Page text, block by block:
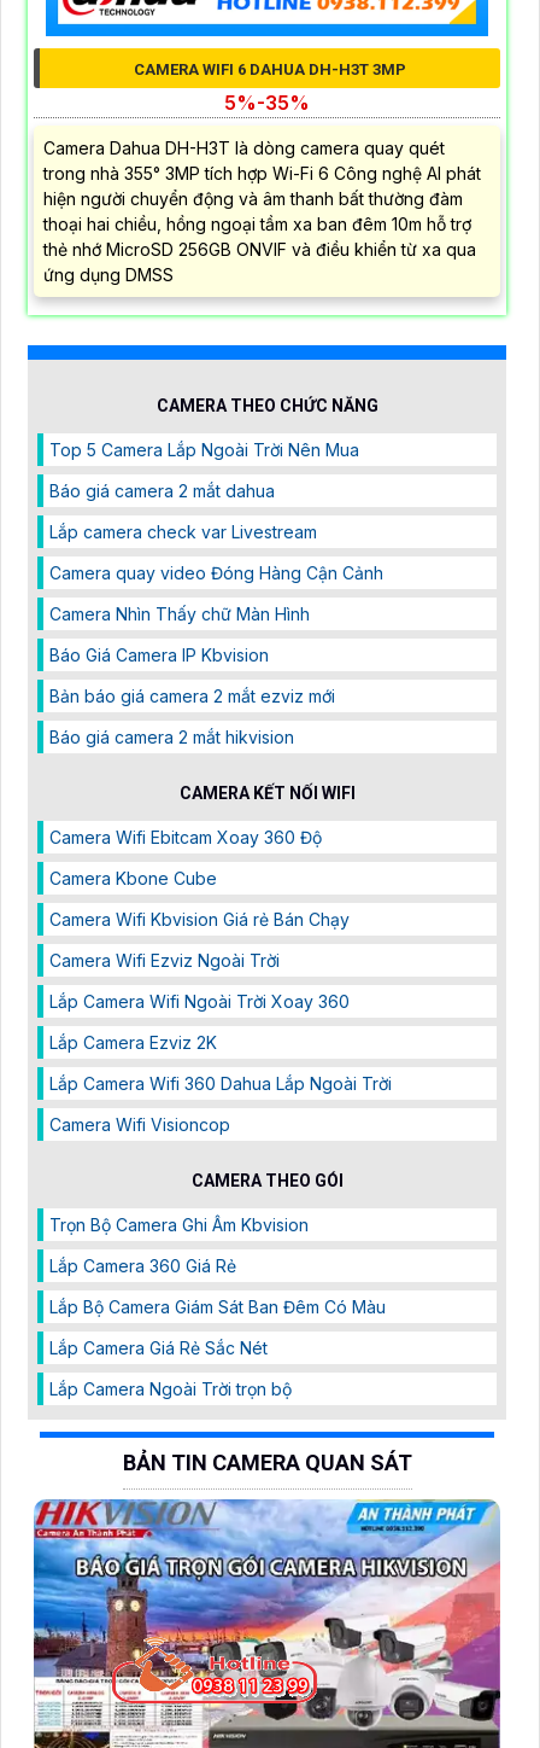
CAMERA WIFI 6 DAHUA DH-H3T 3MP
5%-35%
Camera Dahua DH-H3T là dòng camera quay quét
trong nhà 355° 3MP tích hợp Wi-Fi 6 Công nghệ AI phát
hiện người chuyển động và âm thanh bất thường đàm
thoại hai chiều, hồng ngoại tầm xa ban đêm 10m hỗ trợ
thẻ nhớ MicroSD 256GB ONVIF và điều khiển từ xa qua
ứng dụng DMSS
CAMERA THEO CHỨC NĂNG
Top 5 Camera Lắp Ngoài Trời Nên Mua
Báo giá camera 2 mắt dahua
Lắp camera check var Livestream
Camera quay video Đóng Hàng Cận Cảnh
Camera Nhìn Thấy chữ Màn Hình
Báo Giá Camera IP Kbvision
Bản báo giá camera 2 mắt ezviz mới
Báo giá camera 2 mắt hikvision
CAMERA KẾT NỐI WIFI
Camera Wifi Ebitcam Xoay 360 Độ
Camera Kbone Cube
Camera Wifi Kbvision Giá rẻ Bán Chạy
Camera Wifi Ezviz Ngoài Trời
Lắp Camera Wifi Ngoài Trời Xoay 360
Lắp Camera Ezviz 2K
Lắp Camera Wifi 360 Dahua Lắp Ngoài Trời
Camera Wifi Visioncop
CAMERA THEO GÓI
Trọn Bộ Camera Ghi Âm Kbvision
Lắp Camera 360 Giá Rẻ
Lắp Bộ Camera Giám Sát Ban Đêm Có Màu
Lắp Camera Giá Rẻ Sắc Nét
Lắp Camera Ngoài Trời trọn bộ
BẢN TIN CAMERA QUAN SÁT